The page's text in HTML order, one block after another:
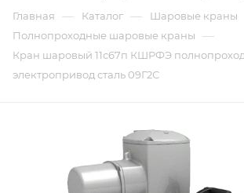
Главная — Каталог — Шаровые краны
Полнопроходные шаровые краны —
Кран шаровый 11с67п КШРФЭ
электропривод сталь 09Г2С